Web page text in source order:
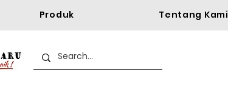
Produk Tentang Kami